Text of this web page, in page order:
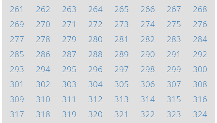
261
262 263 264 265 266 267
268
269
270 271 272 273 274 275
276
277
278 279 280 281 282 283
284
285
286 287 288 289 290 291
292
293
294 295 296 297 298 299
300
301
302 303 304 305 306 307
308
309
310 311 312 313 314 315
316
317
318 319 320 321 322 323
324